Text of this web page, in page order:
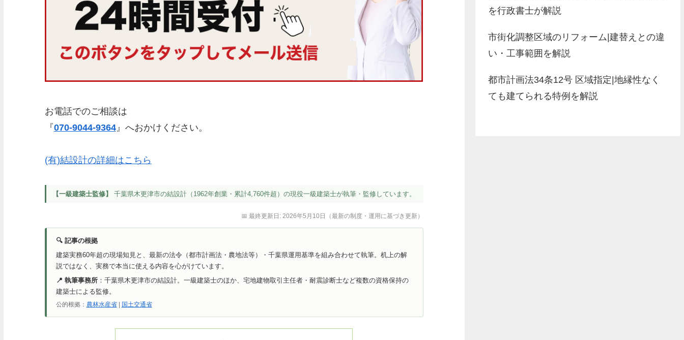
お電話でのご相談は
『070-9044-9364』へおかけください。
(有)結設計の詳細はこちら
【一級建築士監修】 千葉県木更津市の結設計（1962年創業・累計4,760件超）の現役一級建築士が執筆・監修しています。
📅 最終更新日: 2026年5月10日（最新の制度・運用に基づき更新）
🔍 記事の根拠
建築実務60年超の現場知見と、最新の法令（都市計画法・農地法等）・千葉県運用基準を組み合わせて執筆。机上の解
説ではなく、実務で本当に使える内容を心がけています。
📍 執筆事務所：千葉県木更津市の結設計。一級建築士のほか、宅地建物取引主任者・耐震診断士など複数の資格保持の
建築士による監修。
公的根拠： 農林水産省| 国土交通省
を行政書士が解説
市街化調整区域のリフォーム|建替えとの違
い・工事範囲を解説
都市計画法34条12号 区域指定|地縁性なく
ても建てられる特例を解説